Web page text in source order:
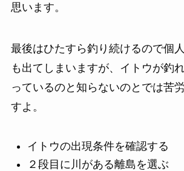
思います。
最後はひたすら釣り続けるので個
も出てしまいますが、イトウが釣
っているのと知らないのとでは苦
すよ。
イトウの出現条件を確認する
２段目に川がある離島を選ぶ